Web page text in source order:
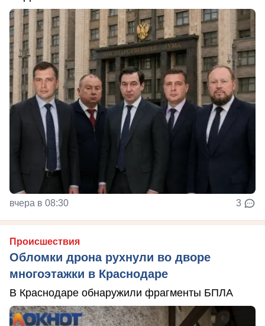
вчера в 08:30 3
Происшествия
Обломки дрона рухнули во дворе
многоэтажки в Краснодаре
В Краснодаре обнаружили фрагменты БПЛА